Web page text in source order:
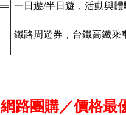
一日遊/半日遊，活動與
鐵路周遊券，台鐵高鐵乘
網路團購／價格最